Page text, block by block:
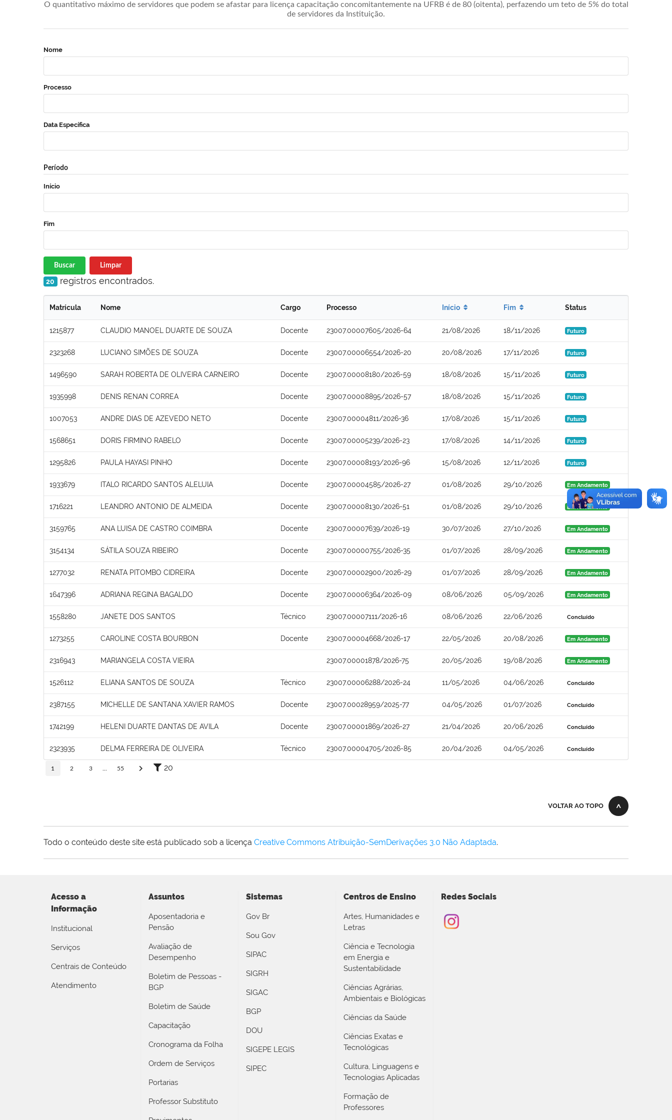
O quantitativo máximo de servidores que podem se afastar para licença capacitação concomitantemente na UFRB é de 80 (oitenta), perfazendo um teto de 5% do total
de servidores da Instituição.
Nome
Processo
Data Específica
Período
Início
Fim
Buscar Limpar
20 registros encontrados.
Matrícula Nome Cargo Processo Início Fim Status
1215877 CLAUDIO MANOEL DUARTE DE SOUZA Docente 23007.00007605/2026-64 21/08/2026 18/11/2026 Futuro
2323268 LUCIANO SIMÕES DE SOUZA Docente 23007.00006554/2026-20 20/08/2026 17/11/2026 Futuro
1496590 SARAH ROBERTA DE OLIVEIRA CARNEIRO Docente 23007.00008180/2026-59 18/08/2026 15/11/2026 Futuro
1935998 DENIS RENAN CORREA Docente 23007.00008895/2026-57 18/08/2026 15/11/2026 Futuro
1007053 ANDRE DIAS DE AZEVEDO NETO Docente 23007.00004811/2026-36 17/08/2026 15/11/2026 Futuro
1568651 DORIS FIRMINO RABELO Docente 23007.00005239/2026-23 17/08/2026 14/11/2026 Futuro
1295826 PAULA HAYASI PINHO Docente 23007.00008193/2026-96 15/08/2026 12/11/2026 Futuro
1933679 ITALO RICARDO SANTOS ALELUIA Docente 23007.00004585/2026-27 01/08/2026 29/10/2026 Em Andamento
1716221 LEANDRO ANTONIO DE ALMEIDA Docente 23007.00008130/2026-51 01/08/2026 29/10/2026 Em Andamento
3159765 ANA LUISA DE CASTRO COIMBRA Docente 23007.00007639/2026-19 30/07/2026 27/10/2026 Em Andamento
3154134 SÁTILA SOUZA RIBEIRO Docente 23007.00000755/2026-35 01/07/2026 28/09/2026 Em Andamento
1277032 RENATA PITOMBO CIDREIRA Docente 23007.00002900/2026-29 01/07/2026 28/09/2026 Em Andamento
1647396 ADRIANA REGINA BAGALDO Docente 23007.00006364/2026-09 08/06/2026 05/09/2026 Em Andamento
1558280 JANETE DOS SANTOS Técnico 23007.00007111/2026-16 08/06/2026 22/06/2026 Concluído
1273255 CAROLINE COSTA BOURBON Docente 23007.00004668/2026-17 22/05/2026 20/08/2026 Em Andamento
2316943 MARIANGELA COSTA VIEIRA 23007.00001878/2026-75 20/05/2026 19/08/2026 Em Andamento
1526112 ELIANA SANTOS DE SOUZA Técnico 23007.00006288/2026-24 11/05/2026 04/06/2026 Concluído
2387155 MICHELLE DE SANTANA XAVIER RAMOS Docente 23007.00028959/2025-77 04/05/2026 01/07/2026 Concluído
1742199 HELENI DUARTE DANTAS DE AVILA Docente 23007.00001869/2026-27 21/04/2026 20/06/2026 Concluído
2323935 DELMA FERREIRA DE OLIVEIRA Técnico 23007.00004705/2026-85 20/04/2026 04/05/2026 Concluído
1 2 3 55 20
VOLTAR AO TOPO
Todo o conteúdo deste site está publicado sob a licença Creative Commons Atribuição-SemDerivações 3.0 Não Adaptada.
Acesso a
Informação
Institucional
Serviços
Centrais de Conteúdo
Atendimento
Assuntos
Aposentadoria e
Pensão
Avaliação de
Desempenho
Boletim de Pessoas -
BGP
Boletim de Saúde
Capacitação
Cronograma da Folha
Ordem de Serviços
Portarias
Professor Substituto
Sistemas
Gov Br
Sou Gov
SIPAC
SIGRH
SIGAC
BGP
DOU
SIGEPE LEGIS
SIPEC
Centros de Ensino
Artes, Humanidades e
Letras
Ciência e Tecnologia
em Energia e
Sustentabilidade
Ciências Agrárias,
Ambientais e Biológicas
Ciências da Saúde
Ciências Exatas e
Tecnológicas
Cultura, Linguagens e
Tecnologias Aplicadas
Formação de
Professores
Redes Sociais